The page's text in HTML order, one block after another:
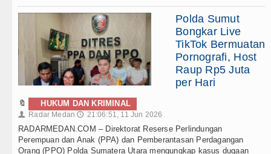
Polda Sumut
Bongkar Live
TikTok Bermuatan
Pornografi, Host
Raup Rp5 Juta
per Hari
🔖 HUKUM DAN KRIMINAL
👤 Radar Medan 🕔 21:06:51, 11 Jun 2026
RADARMEDAN.COM – Direktorat Reserse Perlindungan
Perempuan dan Anak (PPA) dan Pemberantasan Perdagangan
Orang (PPO) Polda Sumatera Utara mengungkap kasus dugaan